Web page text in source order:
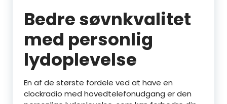
Bedre søvnkvalitet
med personlig
lydoplevelse
En af de største fordele ved at have en
clockradio med hovedtelefonudgang er den